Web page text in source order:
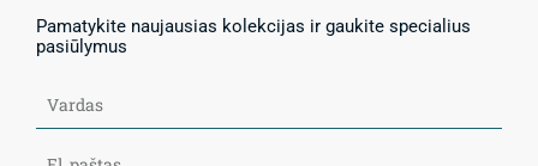
Pamatykite naujausias kolekcijas ir gaukite specialius
pasiūlymus